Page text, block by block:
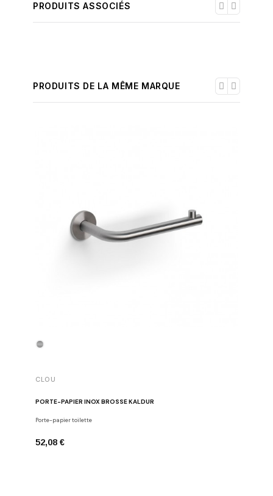
PRODUITS ASSOCIÉS
PRODUITS DE LA MÊME MARQUE
CLOU
PORTE-PAPIER INOX BROSSÉ KALDUR
Porte-papier toilette
52,08 €